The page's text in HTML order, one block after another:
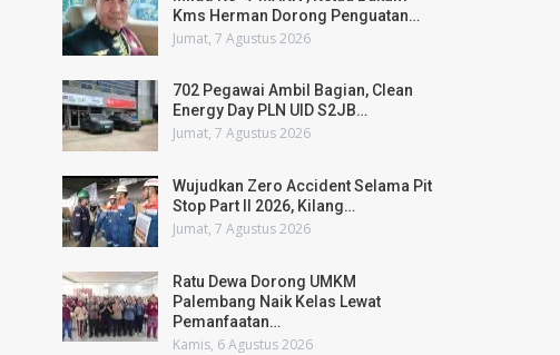
Kms Herman Dorong Penguatan…
Jumat, 7 Agustus 2026
702 Pegawai Ambil Bagian, Clean
Energy Day PLN UID S2JB…
Jumat, 7 Agustus 2026
Wujudkan Zero Accident Selama Pit
Stop Part II 2026, Kilang…
Jumat, 7 Agustus 2026
Ratu Dewa Dorong UMKM
Palembang Naik Kelas Lewat
Pemanfaatan…
Kamis, 6 Agustus 2026